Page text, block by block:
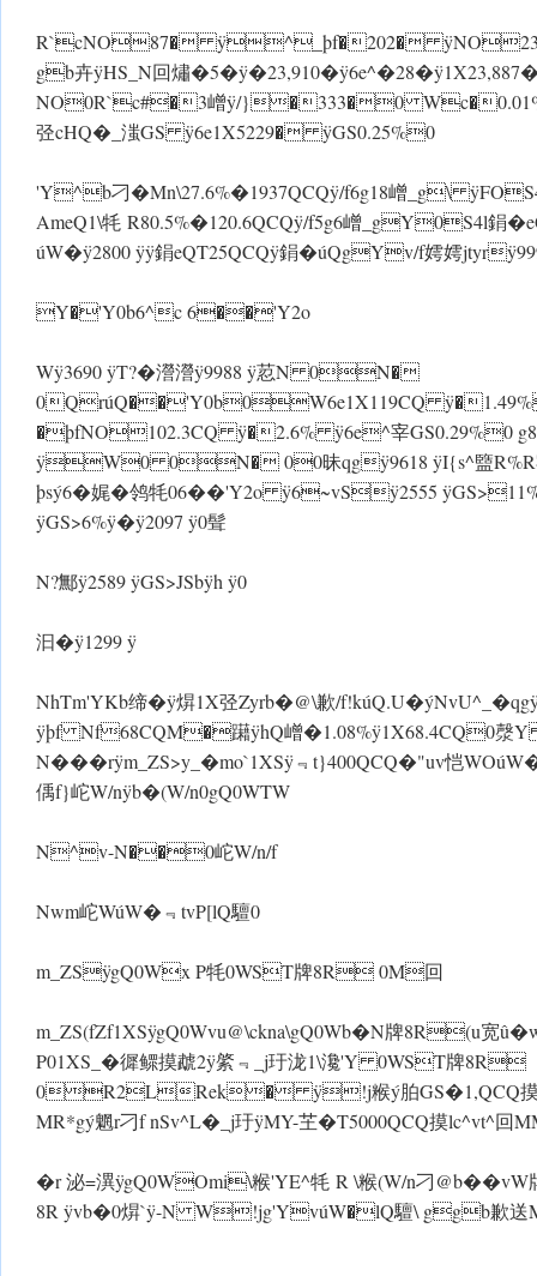
R`cNO87� ÿ^_þf�202�
gb卉 ÿHS_N回熽�5� ÿ�23,910� ÿ6e^�28�
NO0R`c#�3嶒 ÿ/}�333�0
弪cHQ�_滍GS ÿ6e1X5229� ÿGS0.25%0
'Y^b刁�Mn\27.6%�1937QCQ ÿ/f6g18嶒_g\
AmeQ1\牦 R80.5%�120.6QCQ ÿ/f5g6嶒_gY0S4l鋗
úW�ÿ2800 ÿ ÿ鋗eQT25QCQÿ鋗�úQgYv/f嫮嫮
Y�'Y0b6^c 6��'Y2o
Wÿ3690 ÿT?�瀯瀯ÿ9988 ÿ荵 N 0N�
0QrúQ��'Y0b0W6e1X119CQ
�þfNO102.3CQ ÿ�2.6% ÿ6e^宰GS0.29%0
ÿW0 0N� 00昧qgÿ9618 ÿI{s^盬R%R牢
þsý6�娓�鸰牦06��'Y2o ÿ6~vSÿ2555
ÿGS>6%ÿ�ÿ2097 ÿ0髶
N?鄦ÿ2589 ÿGS>JSbÿh ÿ0
汩�ÿ1299 ÿ
NhTm'YKb缔� ÿ焺1X弪Zyrb�@\歉/
ÿþf Nf68CQM�躤 ÿhQ嶒�1.08% ÿ1X68.4CQ0漀
N���r ÿm_ZS>y_�mo`1XS ÿ﹃t}400QCQ�"uv恺
偊f}岮 W/n ÿb�(W/n0gQ0WT W
N^v-N��0岮 W/n/f
Nwm岮 WúW�﹃tvP[lQ驙0
m_ZSÿgQ0Wx P牦 0WST牌8R 0M回
m_ZS(fZf1XS ÿgQ0Wvu@\ckna\gQ0Wb�N牌8R(u宽
P01XS_�徲鳏摸虣2 ÿ綮﹃_j玗泷1\瀺'Y 0WST牌8R
0R2LRek� ÿ!j糇ý胉GS�1,QCQ摸
MR*gý魍r刁f nSv^L�_j玗 ÿMY-芏�T5000QCQ摸lc^vt^回
�r 泌=潩 ÿgQ0WOmi\糇'YE^牦 R \糇(W/n刁@b��v
8R ÿvb�0焺` ÿ-N W!jg'YvúW�lQ驙\ ggb歉送